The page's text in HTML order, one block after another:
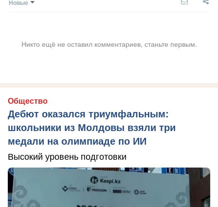
Новые
Никто ещё не оставил комментариев, станьте первым.
Общество
Дебют оказался триумфальным:
школьники из Молдовы взяли три
медали на олимпиаде по ИИ
Высокий уровень подготовки